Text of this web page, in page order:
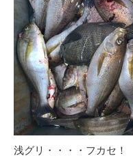
浅グリ・・・・フカセ！